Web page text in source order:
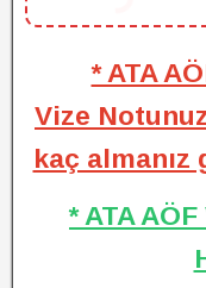
* ATA
Vize
kaç
* ATA